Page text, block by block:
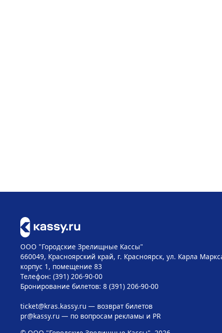
ООО "Городские Зрелищные Кассы"
660049, Красноярский край, г. Красноярск, ул. Карла
корпус 1, помещение 83
Телефон: (391) 206-90-00
Бронирование билетов: 8 (391) 206-90-00
ticket@kras.kassy.ru— возврат билетов
pr@kassy.ru— по вопросам рекламы и PR